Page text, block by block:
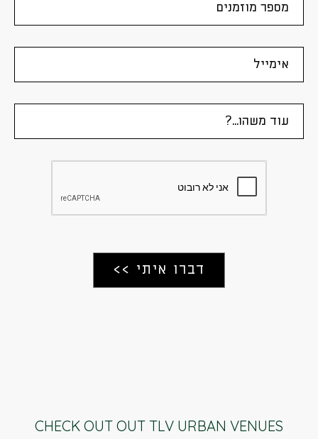
CHECK OUT OUT TLV URBAN VENUES